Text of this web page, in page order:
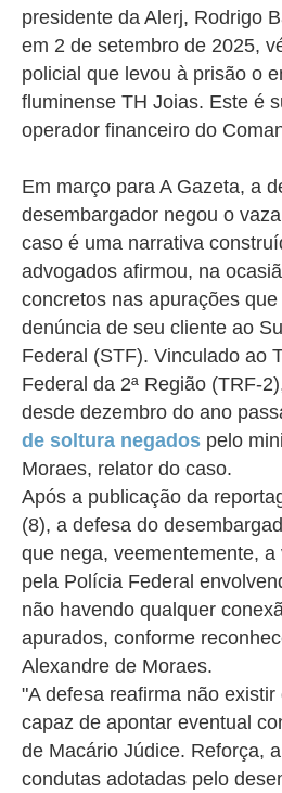
presidente da Alerj, Rodrigo
em 2 de setembro de 2025,
policial que levou à prisão o
fluminense TH Joias. Este é
operador financeiro do
Em março para A Gazeta, a
desembargador negou o
caso é uma narrativa
advogados afirmou, na
concretos nas apurações
denúncia de seu cliente ao
Federal (STF). Vinculado ao
Federal da 2ª Região (TRF-
desde dezembro do ano
de soltura negados pelo
Moraes, relator do caso.
Após a publicação da
(8), a defesa do
que nega, veementemente,
pela Polícia Federal
não havendo qualquer
apurados, conforme
Alexandre de Moraes.
"A defesa reafirma não
capaz de apontar eventual
de Macário Júdice. Reforça,
condutas adotadas pelo